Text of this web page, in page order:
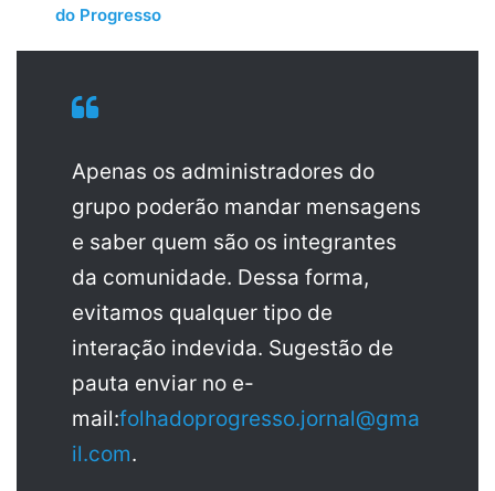
do Progresso
Apenas os administradores do
grupo poderão mandar mensagens
e saber quem são os integrantes
da comunidade. Dessa forma,
evitamos qualquer tipo de
interação indevida. Sugestão de
pauta enviar no e-
mail:folhadoprogresso.jornal@gma
il.com.